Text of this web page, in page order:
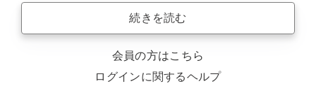
続きを読む
会員の方はこちら
ログインに関するヘルプ